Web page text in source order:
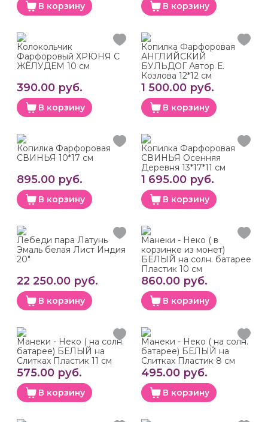
В корзину В корзину
Колокольчик
Фарфоровый ХРЮНЯ С
ЖЁЛУДЕМ 10 см
390.00 руб.
В корзину
Копилка Фарфоровая
АНГЛИЙСКИЙ
БУЛЬДОГ Автор Е.
Козлова 12*12 см
1 500.00 руб.
В корзину
Копилка Фарфоровая
СВИНЬЯ 10*17 см
895.00 руб.
В корзину
Копилка Фарфоровая
СВИНЬЯ Осенняя
Деревня 13*17*11 см
1 695.00 руб.
В корзину
Лебеди пара Латунь
Эмаль белая Лист Индия
20"
22 250.00 руб.
В корзину
Манеки - Неко ( в
корзинке из монет)
БЕЛЫЙ на солн. батарее
Пластик 10 см
860.00 руб.
В корзину
Манеки - Неко ( на солн.
батарее) БЕЛЫЙ на
Слитках Пластик 11 см
575.00 руб.
В корзину
Манеки - Неко ( на солн.
батарее) БЕЛЫЙ на
Слитках Пластик 8 см
495.00 руб.
В корзину